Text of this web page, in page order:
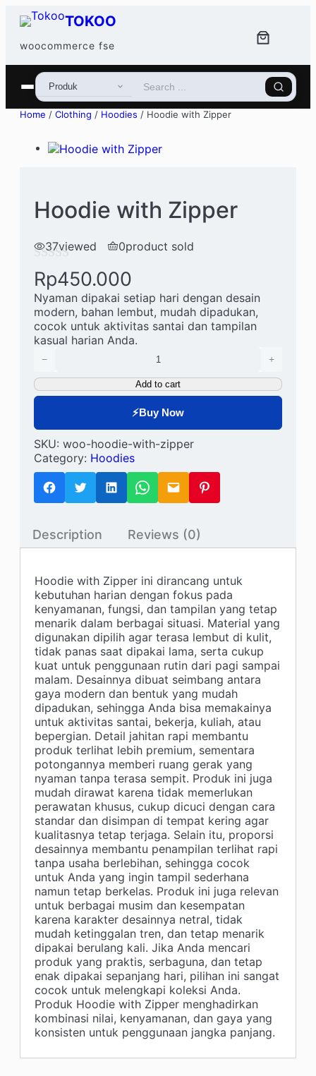
Skip to content
TOKOO
woocommerce fse
Home / Clothing / Hoodies / Hoodie with Zipper
Hoodie with Zipper
37viewed 0product sold
R
a
t
e
o
o
f
Rp450.000
Nyaman dipakai setiap hari dengan desain
modern, bahan lembut, mudah dipadukan,
cocok untuk aktivitas santai dan tampilan
kasual harian Anda.
Hoodie with Zipper quantity
− +
Add to cart
⚡Buy Now
SKU: woo-hoodie-with-zipper
Category: Hoodies
Description Reviews (0)
Hoodie with Zipper ini dirancang untuk
kebutuhan harian dengan fokus pada
kenyamanan, fungsi, dan tampilan yang tetap
menarik dalam berbagai situasi. Material yang
digunakan dipilih agar terasa lembut di kulit,
tidak panas saat dipakai lama, serta cukup
kuat untuk penggunaan rutin dari pagi sampai
malam. Desainnya dibuat seimbang antara
gaya modern dan bentuk yang mudah
dipadukan, sehingga Anda bisa memakainya
untuk aktivitas santai, bekerja, kuliah, atau
bepergian. Detail jahitan rapi membantu
produk terlihat lebih premium, sementara
potongannya memberi ruang gerak yang
nyaman tanpa terasa sempit. Produk ini juga
mudah dirawat karena tidak memerlukan
perawatan khusus, cukup dicuci dengan cara
standar dan disimpan di tempat kering agar
kualitasnya tetap terjaga. Selain itu, proporsi
desainnya membantu penampilan terlihat rapi
tanpa usaha berlebihan, sehingga cocok
untuk Anda yang ingin tampil sederhana
namun tetap berkelas. Produk ini juga relevan
untuk berbagai musim dan kesempatan
karena karakter desainnya netral, tidak
mudah ketinggalan tren, dan tetap menarik
dipakai berulang kali. Jika Anda mencari
produk yang praktis, serbaguna, dan tetap
enak dipakai sepanjang hari, pilihan ini sangat
cocok untuk melengkapi koleksi Anda.
Produk Hoodie with Zipper menghadirkan
kombinasi nilai, kenyamanan, dan gaya yang
konsisten untuk penggunaan jangka panjang.